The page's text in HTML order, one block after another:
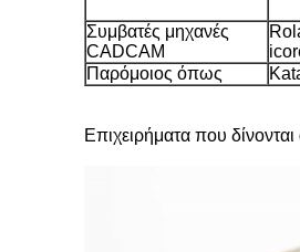
Συμβατές μηχανές
CADCAM
Παρόμοιος όπως
Επιχειρήματα που